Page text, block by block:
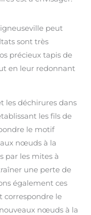
peut
sont très
précieux tapis de
en leur redonnant
les déchirures dans
les fils de
le motif
nœuds à la
par les mites à
une perte de
également ces
correspondre le
nœuds à la